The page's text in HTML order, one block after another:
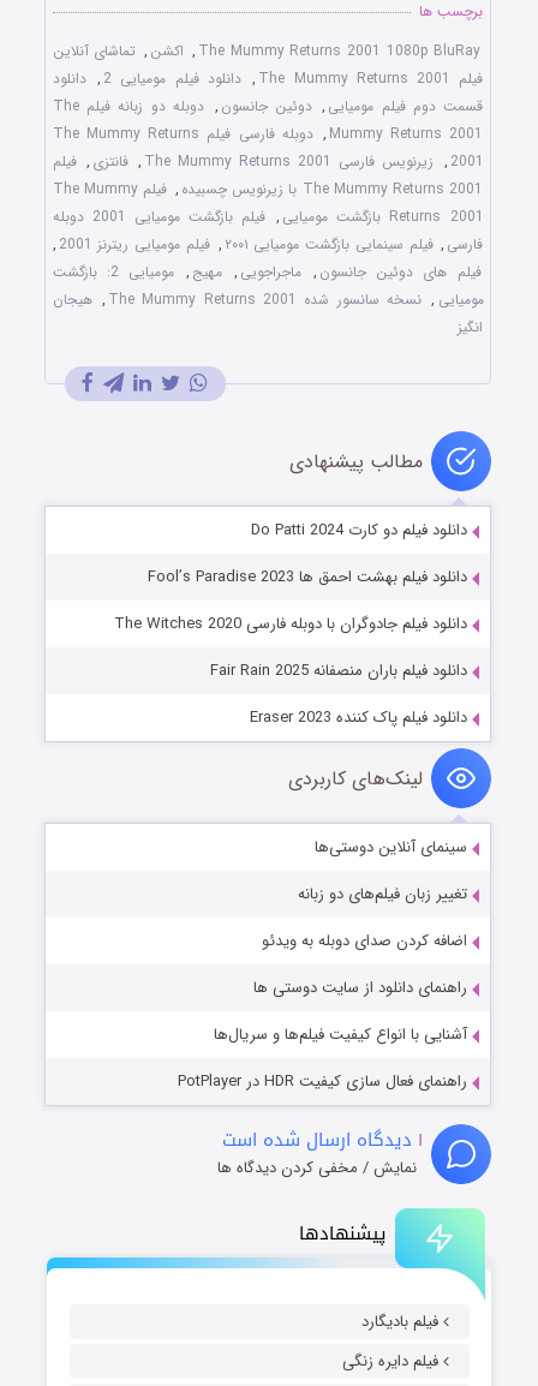
پیشنهادها
فیلم بادیگارد
فیلم دایره زنگی
برچسب ها
The Mummy Returns 2001 1080p BluRay
, اکشن , تماشای آنلاین
فیلم The Mummy Returns 2001
, دانلود فیلم مومیایی 2 , دانلود
قسمت دوم فیلم مومیایی , دوئین جانسون ,
دوبله دو زبانه فیلم The
Mummy Returns 2001
,
دوبله فارسی فیلم The Mummy Returns
2001
, زیرنویس فارسی The Mummy Returns 2001 , فانتزی , فیلم
The Mummy Returns 2001 با زیرنویس چسبیده
,
فیلم The Mummy
Returns 2001 بازگشت مومیایی
,
فیلم بازگشت مومیایی 2001 دوبله
فارسی , فیلم سینمایی بازگشت مومیایی ۲۰۰۱ , فیلم مومیایی ریترنز 2001
,
فیلم های دوئین جانسون , ماجراجویی , مهیج ,
مومیایی 2: بازگشت
مومیایی , نسخه سانسور شده The Mummy Returns 2001 , هیجان
انگیز
مطالب پیشنهادی
دانلود فیلم دو کارت Do Patti 2024
دانلود فیلم بهشت احمق ها Fool’s Paradise 2023
دانلود فیلم جادوگران با دوبله فارسی The Witches 2020
دانلود فیلم باران منصفانه Fair Rain 2025
دانلود فیلم پاک کننده Eraser 2023
لینک‌های کاربردی
سینمای آنلاین دوستی‌ها
تغییر زبان فیلم‌های دو زبانه
اضافه کردن صدای دوبله به ویدئو
راهنمای دانلود از سایت دوستی ها
آشنایی با انواع کیفیت فیلم‌ها و سریال‌ها
راهنمای فعال سازی کیفیت HDR در PotPlayer
۱ دیدگاه ارسال شده است
نمایش / مخفی کردن دیدگاه ها